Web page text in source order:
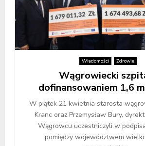
Wiadomości Zdrowie
Wągrowiecki
dofinansowaniem 1,6
W piątek 21 kwietnia starosta
Kranc oraz Przemysław Bury,
Wągrowcu uczestniczyli w
pomiędzy województwem